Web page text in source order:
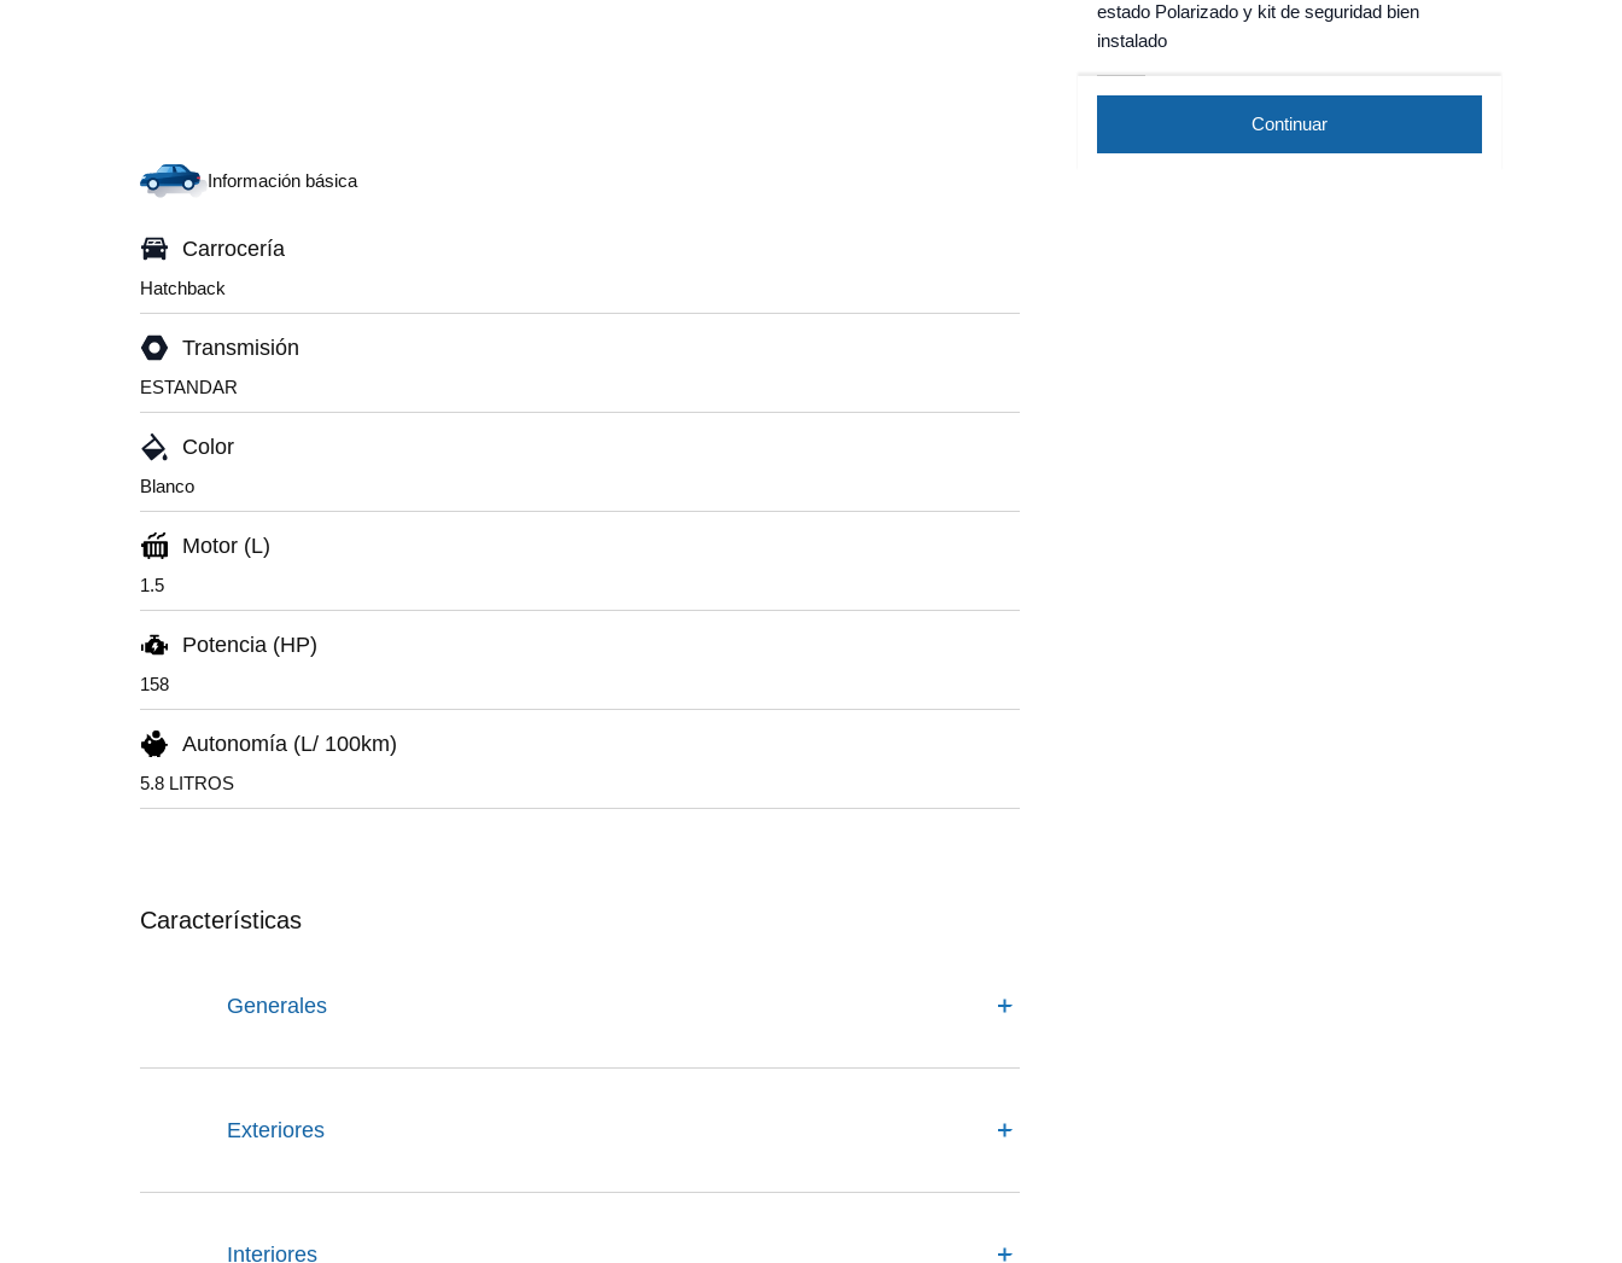
estado Polarizado y kit de seguridad bien
instalado
Continuar
Información básica
Carrocería
Hatchback
Transmisión
ESTANDAR
Color
Blanco
Motor (L)
1.5
Potencia (HP)
158
Autonomía (L/ 100km)
5.8 LITROS
Características
Generales
Exteriores
Interiores